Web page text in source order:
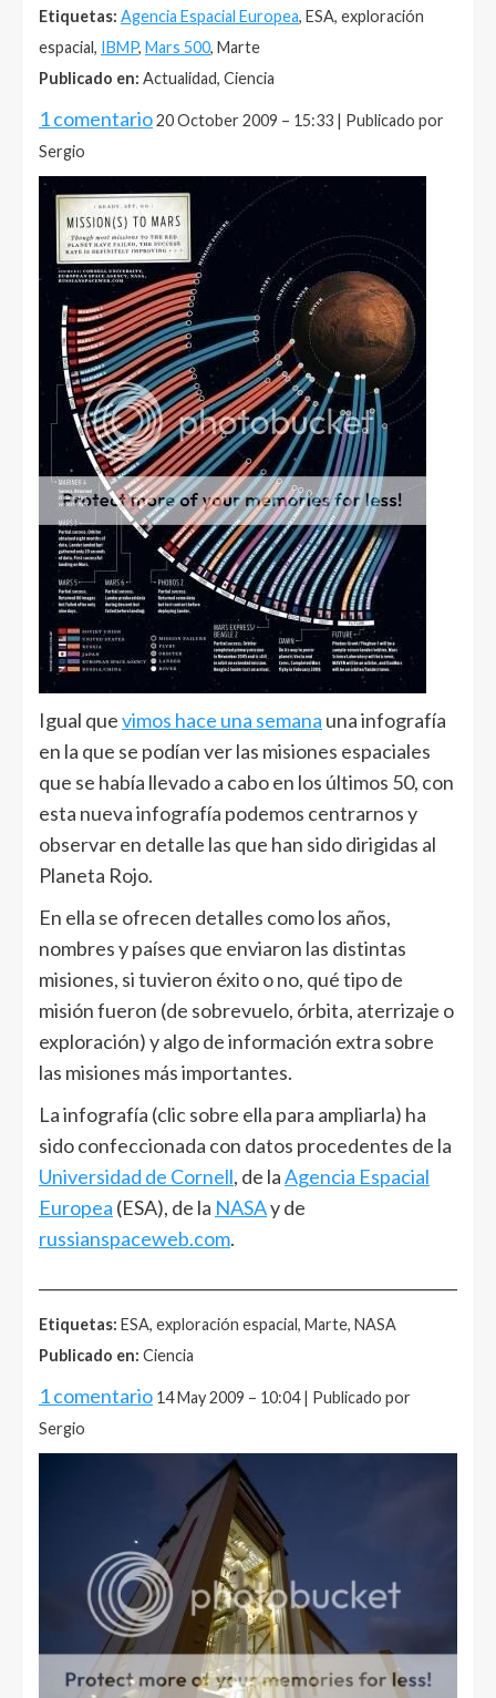
Etiquetas: Agencia Espacial Europea, ESA, exploración
espacial, IBMP, Mars 500, Marte
Publicado en: Actualidad, Ciencia
1 comentario20 October 2009 – 15:33 | Publicado por
Sergio
Igual quevimos hace una semana una infografía
en la que se podían ver las misiones espaciales
que se había llevado a cabo en los últimos 50, con
esta nueva infografía podemos centrarnos y
observar en detalle las que han sido dirigidas al
Planeta Rojo.
En ella se ofrecen detalles como los años,
nombres y países que enviaron las distintas
misiones, si tuvieron éxito o no, qué tipo de
misión fueron (de sobrevuelo, órbita, aterrizaje o
exploración) y algo de información extra sobre
las misiones más importantes.
La infografía (clic sobre ella para ampliarla) ha
sido confeccionada con datos procedentes de la
Universidad de Cornell, de laAgencia Espacial
Europea (ESA), de la NASAy de
russianspaceweb.com.
Etiquetas: ESA, exploración espacial, Marte, NASA
Publicado en: Ciencia
1 comentario 14 May 2009 – 10:04 | Publicado por
Sergio